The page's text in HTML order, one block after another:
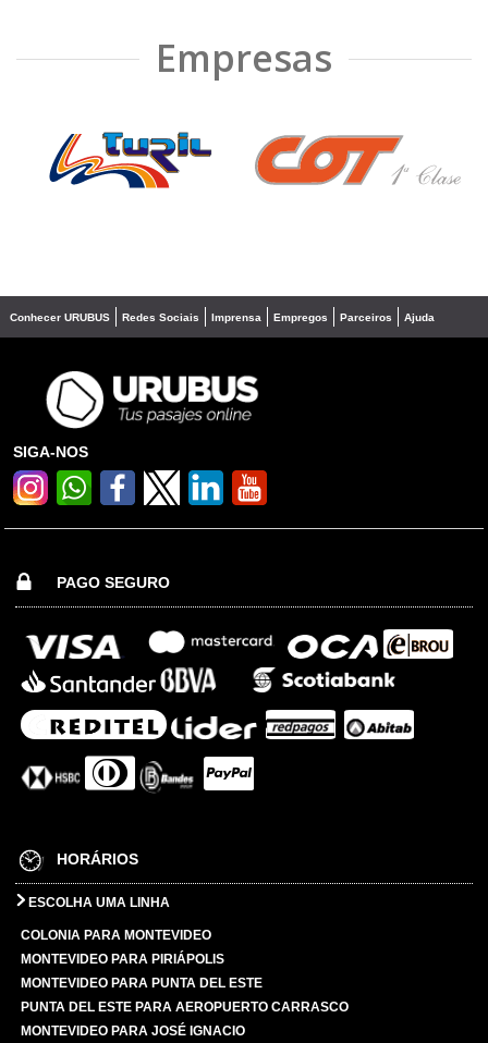
Empresas
❮ ❯
Conhecer URUBUS Redes Sociais Imprensa Empregos Parceiros Ajuda
SIGA-NOS
PAGO SEGURO
HORÁRIOS
ESCOLHA UMA LINHA
COLONIA PARA MONTEVIDEO
MONTEVIDEO PARA PIRIÁPOLIS
MONTEVIDEO PARA PUNTA DEL ESTE
PUNTA DEL ESTE PARA AEROPUERTO CARRASCO
MONTEVIDEO PARA JOSÉ IGNACIO